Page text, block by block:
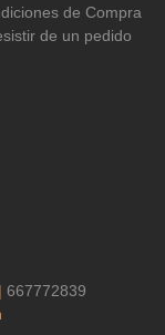
de Privacidad
de Compra